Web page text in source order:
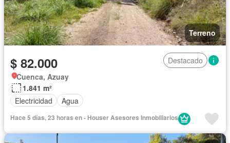
Terreno
$ 82.000
Destacado
Cuenca, Azuay
1.841 m²
Electricidad
Agua
Hace 5 días, 23 horas en - Houser Asesores Inmobiliarios